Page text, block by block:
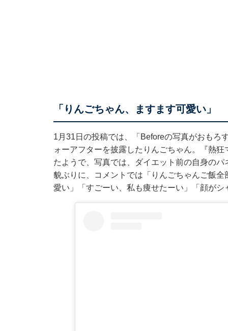
「りんごちゃん、ますます可愛い」
1月31日の投稿では、「Beforeの写真がおもろ
ォーアフターを披露したりんごちゃん。『熱
たようで、写真では、ダイエット前の自身の
貌ぶりに、コメントでは「りんごちゃんご飯
愛い」「すごーい、私も痩せたーい」「顔がシ